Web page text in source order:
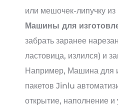
или мешочек-липучку из
Машины для
забрать заранее
ластовица, излился) и
Например, Машина для
пакетов Jinlu
открытие, наполнение и